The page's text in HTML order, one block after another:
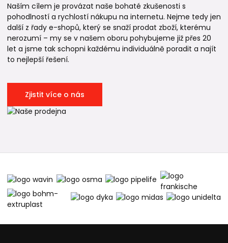
Naším cílem je provázat naše bohaté zkušenosti s
pohodlností a rychlostí nákupu na internetu. Nejme tedy jen
další z řady e-shopů, který se snaží prodat zboží, kterému
nerozumí – my se v našem oboru pohybujeme již přes 20
let a jsme tak schopni každému individuálně poradit a najít
to nejlepší řešení.
Zjistit více o nás